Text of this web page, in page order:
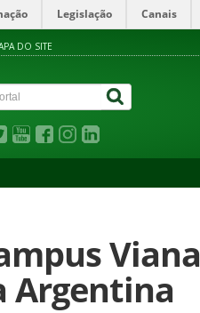
Legislação Canais
DO SITE
Viana
Argentina